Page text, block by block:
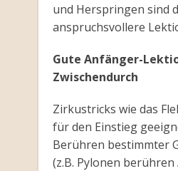
und Herspringen sind
anspruchsvollere
Gute Anfänger-
Zwischendurch
Zirkustricks wie das
für den Einstieg
Berühren bestimmter
(z.B. Pylonen